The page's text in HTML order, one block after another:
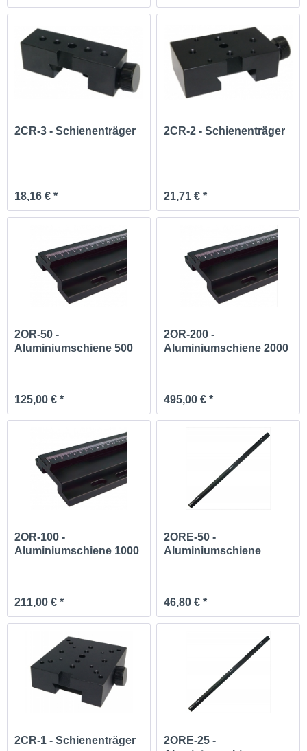
2CR-3 - Schienenträger
18,16 € *
2CR-2 - Schienenträger
21,71 € *
2OR-50 -
Aluminiumschiene 500
125,00 € *
2OR-200 -
Aluminiumschiene 2000
495,00 € *
2OR-100 -
Aluminiumschiene 1000
211,00 € *
2ORE-50 -
Aluminiumschiene
46,80 € *
2CR-1 - Schienenträger
2ORE-25 -